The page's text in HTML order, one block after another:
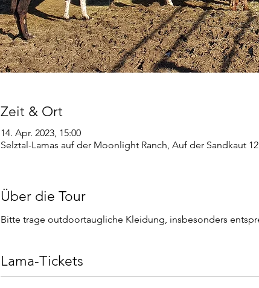
Zeit & Ort
14. Apr. 2023, 15:00
Selztal-Lamas auf der Moonlight Ranch, Auf der Sandkaut
Über die Tour
Bitte trage outdoortaugliche Kleidung, insbesonders
Lama-Tickets